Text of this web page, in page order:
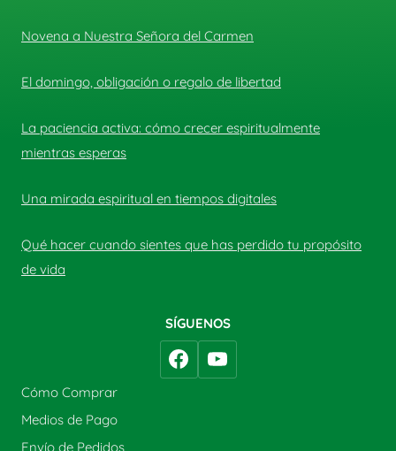
Novena a Nuestra Señora del Carmen
El domingo, obligación o regalo de libertad
La paciencia activa: cómo crecer espiritualmente
mientras esperas
Una mirada espiritual en tiempos digitales
Qué hacer cuando sientes que has perdido tu propósito
de vida
SÍGUENOS
Cómo Comprar
Medios de Pago
Envío de Pedidos